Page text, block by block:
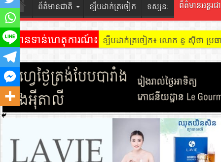
ព័ត៌មានជាតិ ខ្សឹបដាក់ត្រចៀក ទស្សនៈ ព័ត៌មានអន្តរជ
ព័ត៌មានទាន់ហេតុការណ៍៖ ខ្សឹបដាក់ត្រចៀក ៖ អគារ Sky 31